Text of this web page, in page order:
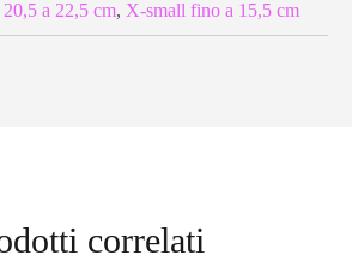
a 22,5 cm, X-small fino a 15,5 cm
correlati